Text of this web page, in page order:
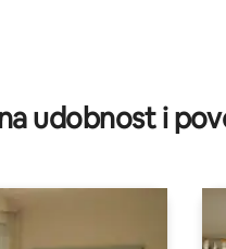
udobnost i